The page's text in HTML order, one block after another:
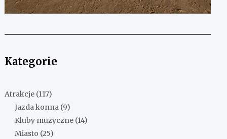
Kategorie
Atrakcje (117)
Jazda konna (9)
Kluby muzyczne (14)
Miasto (25)